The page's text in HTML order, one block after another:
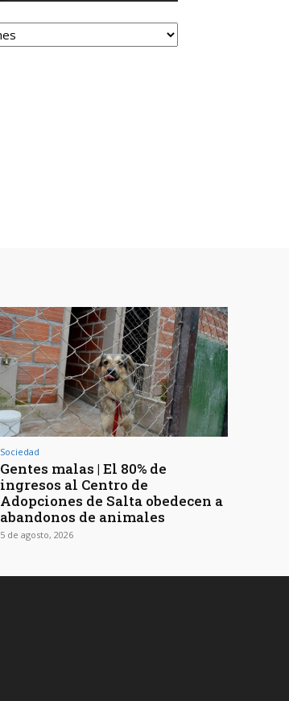
Sociedad
Gentes malas | El 80% de
ingresos al Centro de
Adopciones de Salta obedecen a
abandonos de animales
5 de agosto, 2026